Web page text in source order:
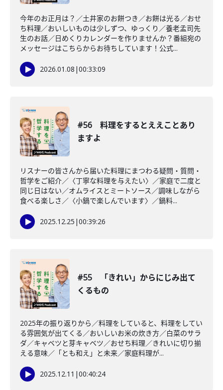
今年のお正月は？／土井家のお餅つき／お餅は光る／おせ
ち料理／おいしいものは少しずつ、ゆっくり／養老孟司先
生のお話／日めくりカレンダーを作りませんか？番組宛の
メッセージはこちらからお待ちしています！公式...
2026.01.08 |00:33:09
#56 料理をするとええことあり
ますよ
リスナーの皆さんから届いた料理にまつわる疑問・質問・
哲学をご紹介／〈丁寧な料理を与えたい〉／家庭で二度と
同じ日はない／オムライスとミートソース／調味しながら
食べる楽しさ／〈小鍋で楽しんでいます〉／鍋料...
2025.12.25 |00:39:26
#55 「きれい」からにじみ出て
くるもの
2025年の振り返りから／料理をしていると、料理をしてい
る雰囲気が出てくる／おいしいお米の炊き方／白菜のサラ
ダ／キャベツと芽キャベツ／おせち料理／きれいに切り揃
える意味／「とも和え」と未来／家庭料理が...
2025.12.11 |00:40:24